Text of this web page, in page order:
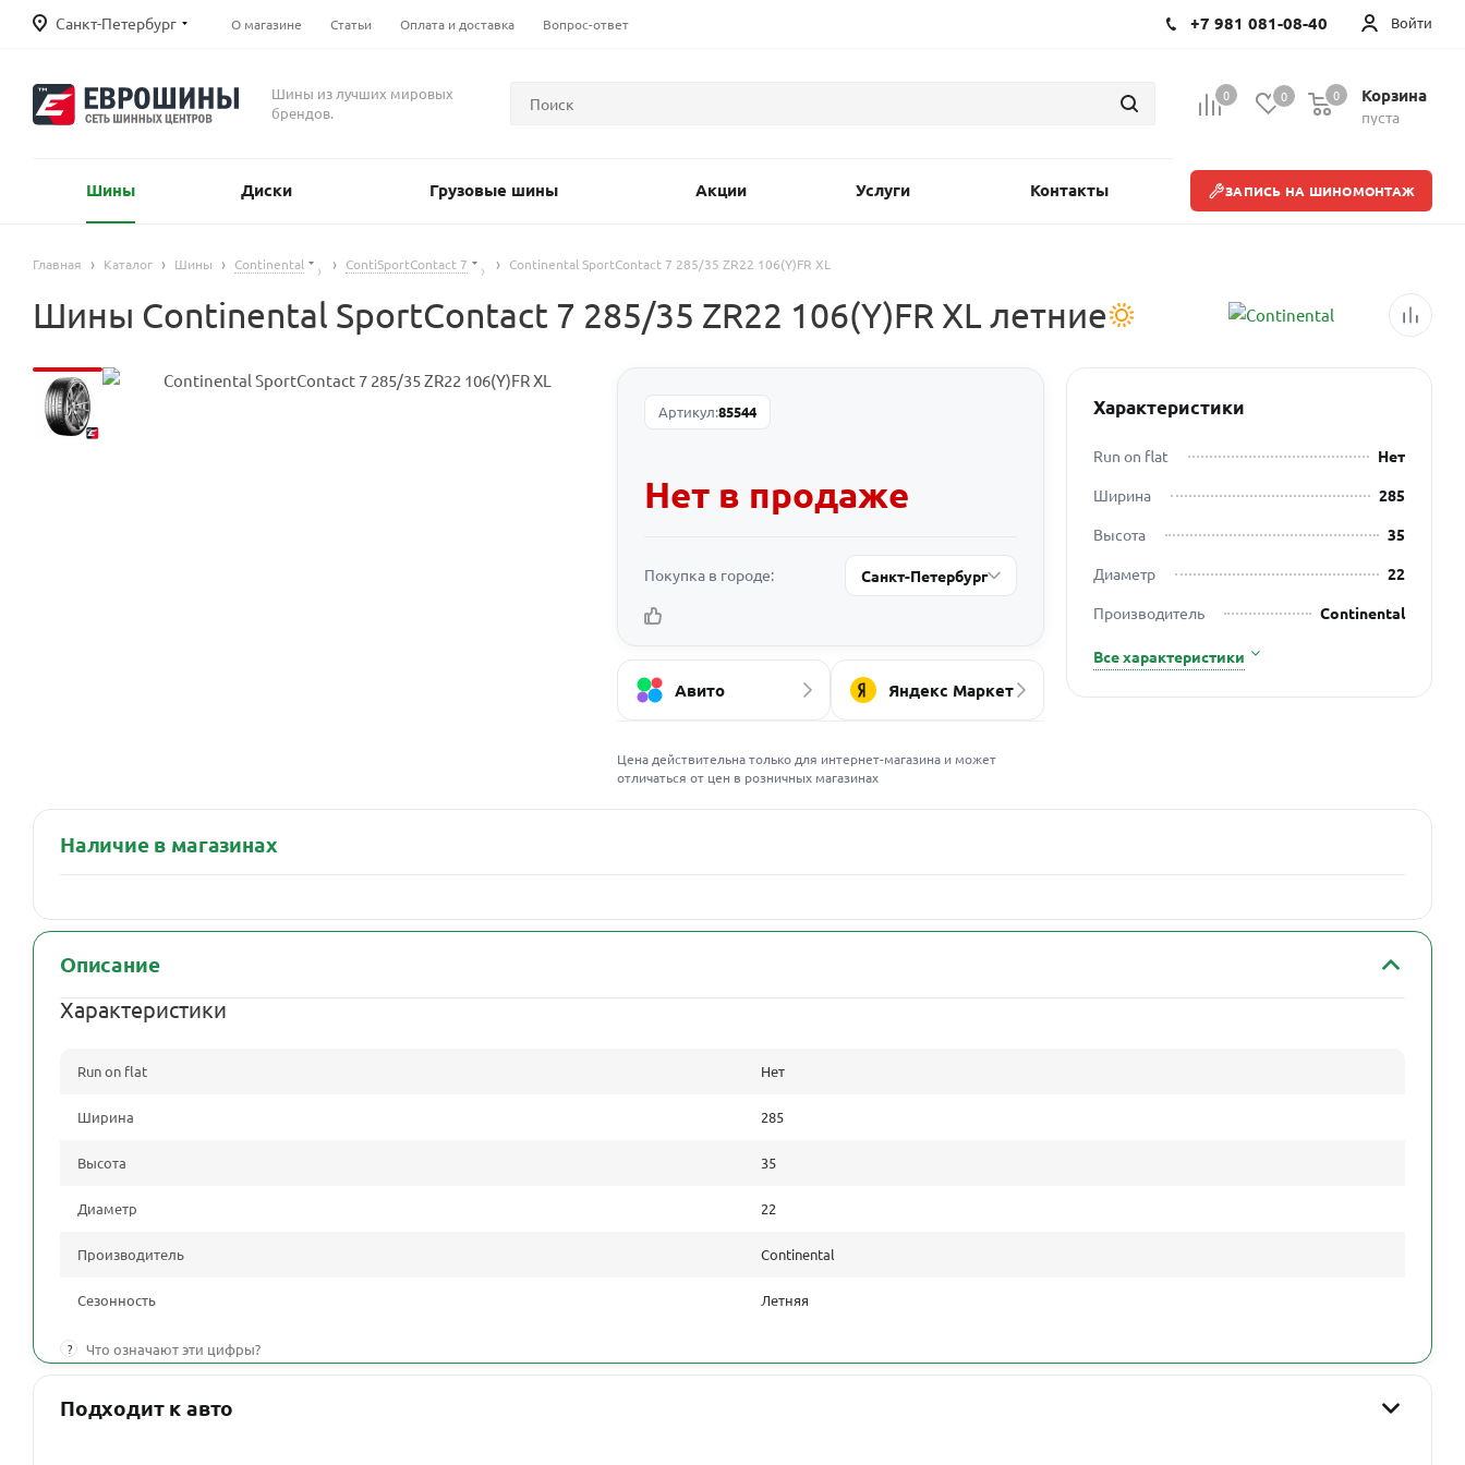
Санкт-Петербург О магазине Статьи Оплата и доставка Вопрос-ответ Войти
+7 981 081-08-40
Шины из лучших мировых
брендов.
0 0 Корзина
пуста
0
Шины Диски Грузовые шины Акции Услуги Контакты ЗАПИСЬ НА ШИНОМОНТАЖ
Главная Каталог Шины Continental ContiSportContact 7 Continental SportContact 7 285/35 ZR22 106(Y)FR XL
Шины Continental SportContact 7 285/35 ZR22 106(Y)FR XL летние
Артикул:85544
Нет в продаже
Покупка в городе: Санкт-Петербург
Авито Яндекс Маркет
Цена действительна только для интернет-магазина и может
отличаться от цен в розничных магазинах
Характеристики
Run on flat
Нет
Ширина
285
Высота
35
Диаметр
22
Производитель
Continental
Все характеристики
Наличие в магазинах
Описание
Характеристики
Run on flat Нет
Ширина 285
Высота 35
Диаметр 22
Производитель Continental
Сезонность Летняя
? Что означают эти цифры?
Подходит к авто